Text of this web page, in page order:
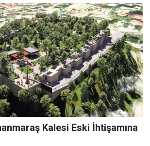
Kalesi Eski İhtişamına